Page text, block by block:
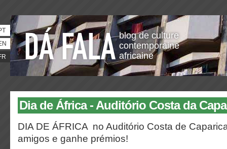
blog de culture
contemporaine
africaine
Dia de África - Auditório Costa da
DIA DE ÁFRICA no Auditório Costa de
amigos e ganhe prémios!